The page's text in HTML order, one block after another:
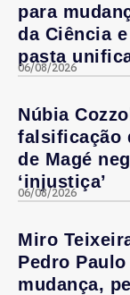
para
da Ciência
pasta
06/08/2026
Núbia
falsificação
de Magé
‘injustiça’
06/08/2026
Miro
Pedro
mudança,